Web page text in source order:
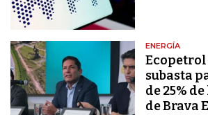
ENERGÍA
subasta
de 25%
de Brava